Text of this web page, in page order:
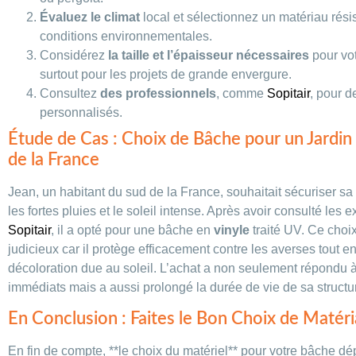
Évaluez le climat local et sélectionnez un matériau
conditions environnementales.
Considérez la taille et l’épaisseur nécessaires pour
surtout pour les projets de grande envergure.
Consultez des professionnels, comme Sopitair, pour
personnalisés.
Étude de Cas : Choix de Bâche pour un Jardin
de la France
Jean, un habitant du sud de la France, souhaitait sécuriser
les fortes pluies et le soleil intense. Après avoir consulté les
Sopitair, il a opté pour une bâche en vinyle traité UV. Ce
judicieux car il protège efficacement contre les averses tout
décoloration due au soleil. L’achat a non seulement répondu
immédiats mais a aussi prolongé la durée de vie de sa
En Conclusion : Faites le Bon Choix de
En fin de compte, **le choix du matériel** pour votre bâche